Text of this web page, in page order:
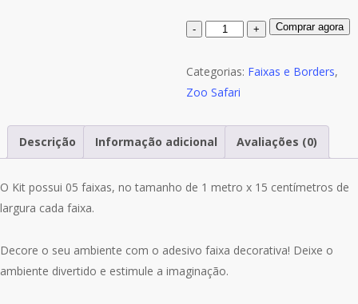
Quantidade
Adesivo
Infantil
Border
M35
Comprar agora
Categorias: Faixas e Borders,
Zoo Safari
Descrição Informação adicional Avaliações (0)
O Kit possui 05 faixas, no tamanho de 1 metro x 15 centímetros de
largura cada faixa.
Decore o seu ambiente com o adesivo faixa decorativa! Deixe o
ambiente divertido e estimule a imaginação.